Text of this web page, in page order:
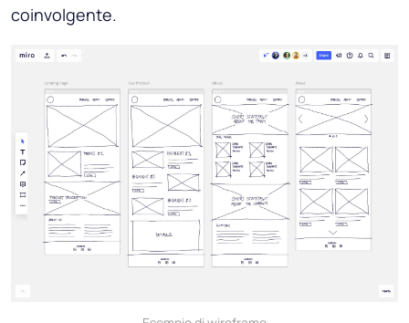
coinvolgente.